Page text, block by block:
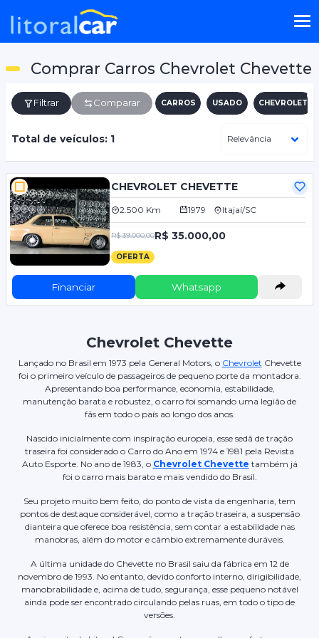
Comprar Carros Chevrolet Chevette
Filtrar Comparar CARROS USADO CHEVROLET
Total de veículos: 1
CHEVROLET CHEVETTE
2.500 Km 1979 Itajaí/SC
R$ 39.000,00R$ 35.000,00
OFERTA
Financiar Whatsapp
Chevrolet Chevette
Lançado no Brasil em 1973 pela General Motors, o Chevrolet Chevette
foi o primeiro veículo de passageiros de pequeno porte da montadora.
Apresentando boa performance, economia, estabilidade,
manutenção barata e robustez, o carro foi somando uma legião de
fãs em todo o país ao longo dos anos.
Nascido inicialmente com inspiração europeia, esse sedã de tração
traseira foi considerado o Carro do Ano em 1974 e 1981 pela Revista
Auto Esporte. No ano de 1983, o Chevrolet Chevette também já
foi o carro mais barato e mais vendido do Brasil.
Seu projeto muito bem feito, do ponto de vista da engenharia, tem
pontos de destaque considerável, como a tração traseira, a suspensão
dianteira que oferece boa resistência, sem contar a estabilidade nas
manobras, além do motor e câmbio extremamente duráveis.
A última unidade do Chevette no Brasil saiu da fábrica em 12 de
novembro de 1993. No entanto, devido conforto interno, dirigibilidade,
manobrabilidade e, acima de tudo, segurança, esse pequeno notável
ainda pode ser encontrado circulando pelas ruas, em todo o tipo de
versões.